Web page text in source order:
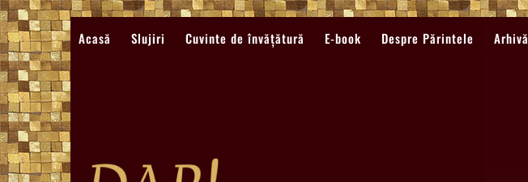
Sari
la
conținut
Acasă Slujiri Cuvinte de învățătură E-book Despre Părintele Arhivă